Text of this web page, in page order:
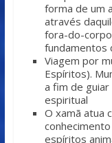
forma de um
através
fora-do-
fundamentos
Viagem por
Espíritos).
a fim de
espiritual
O xamã atua
espíritos